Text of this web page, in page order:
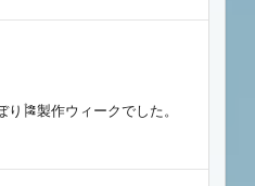
🎏製作ウィークでした。